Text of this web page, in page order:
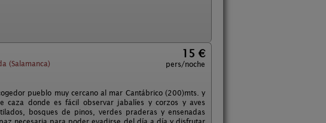
(Salamanca)
15 €
pers/noche
pueblo muy cercano al mar Cantábrico (200)mts. y
caza donde es fácil observar jabalíes y corzos y aves
bosques de pinos, verdes praderas y ensenadas
necesaria para poder evadirse del día a día y disfrutar